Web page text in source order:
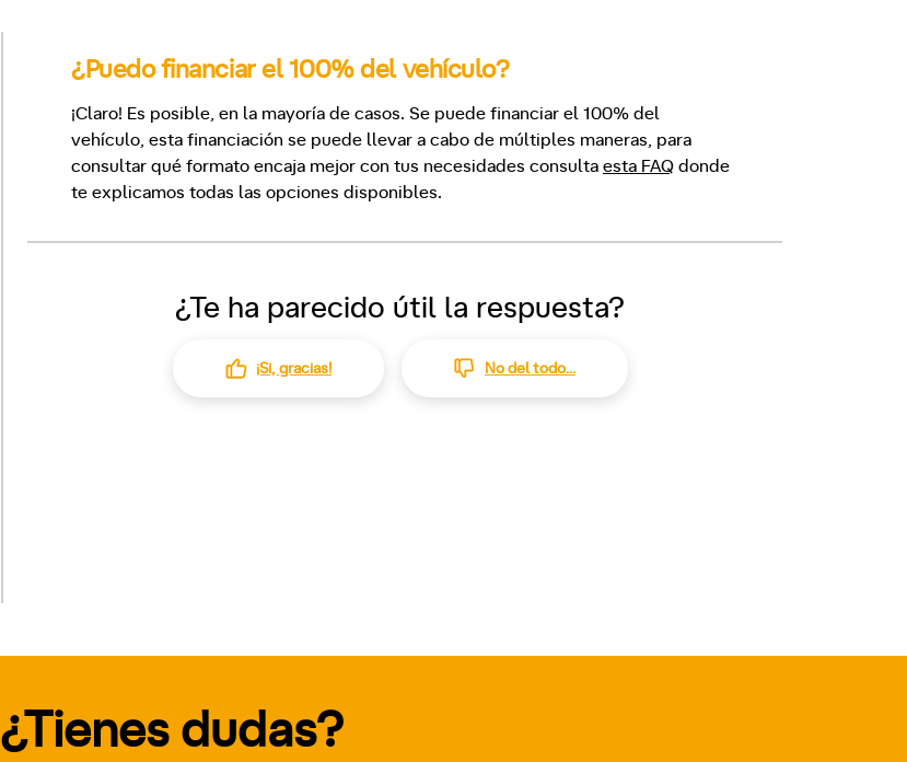
¿Puedo financiar el 100% del vehículo?
¡Claro! Es posible, en la mayoría de casos. Se puede financiar el 100% del
vehículo, esta financiación se puede llevar a cabo de múltiples maneras, para
consultar qué formato encaja mejor con tus necesidades consulta esta FAQ donde
te explicamos todas las opciones disponibles.
¿Te ha parecido útil la respuesta?
¡Si, gracias! No del todo...
¿Tienes dudas?